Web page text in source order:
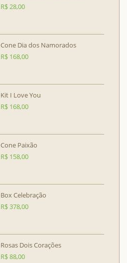
R$28,00
Cone Dia dos Namorados
R$ 168,00
Kit I Love You
R$ 168,00
Cone Paixão
R$ 158,00
Box Celebração
R$378,00
Rosas Dois Corações
R$88,00